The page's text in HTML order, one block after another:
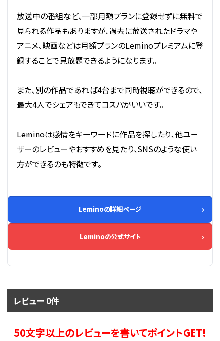
放送中の番組など、一部月額プランに登録せずに無料で
見られる作品もありますが、過去に放送されたドラマや
アニメ、映画などは月額プランのLeminoプレミアムに登
録することで見放題できるようになります。
また、別の作品であれば4台まで同時視聴ができるので、
最大4人でシェアもできてコスパがいいです。
Leminoは感情をキーワードに作品を探したり、他ユー
ザーのレビューやおすすめを見たり、SNSのような使い
方ができるのも特徴です。
Leminoの詳細ページ
Leminoの公式サイト
レビュー 0件
50文字以上のレビューを書いてポイントGET!